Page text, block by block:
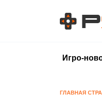
Игро-
ГЛАВНАЯ